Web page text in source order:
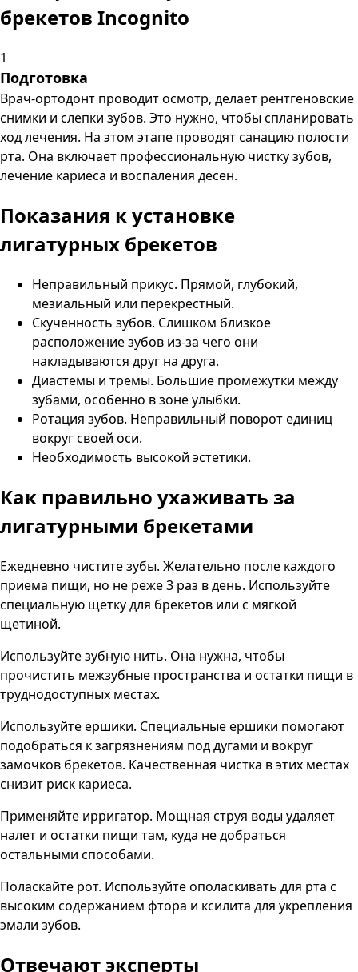
брекетов Incognito
1
Подготовка
Врач-ортодонт проводит осмотр, делает рентгеновские
снимки и слепки зубов. Это нужно, чтобы спланировать
ход лечения. На этом этапе проводят санацию полости
рта. Она включает профессиональную чистку зубов,
лечение кариеса и воспаления десен.
Показания к установке
лигатурных брекетов
Неправильный прикус. Прямой, глубокий,
мезиальный или перекрестный.
Скученность зубов. Слишком близкое
расположение зубов из-за чего они
накладываются друг на друга.
Диастемы и тремы. Большие промежутки между
зубами, особенно в зоне улыбки.
Ротация зубов. Неправильный поворот единиц
вокруг своей оси.
Необходимость высокой эстетики.
Как правильно ухаживать за
лигатурными брекетами
Ежедневно чистите зубы. Желательно после каждого
приема пищи, но не реже 3 раз в день. Используйте
специальную щетку для брекетов или с мягкой
щетиной.
Используйте зубную нить. Она нужна, чтобы
прочистить межзубные пространства и остатки пищи в
труднодоступных местах.
Используйте ершики. Специальные ершики помогают
подобраться к загрязнениям под дугами и вокруг
замочков брекетов. Качественная чистка в этих местах
снизит риск кариеса.
Применяйте ирригатор. Мощная струя воды удаляет
налет и остатки пищи там, куда не добраться
остальными способами.
Поласкайте рот. Используйте ополаскивать для рта с
высоким содержанием фтора и ксилита для укрепления
эмали зубов.
Отвечают эксперты